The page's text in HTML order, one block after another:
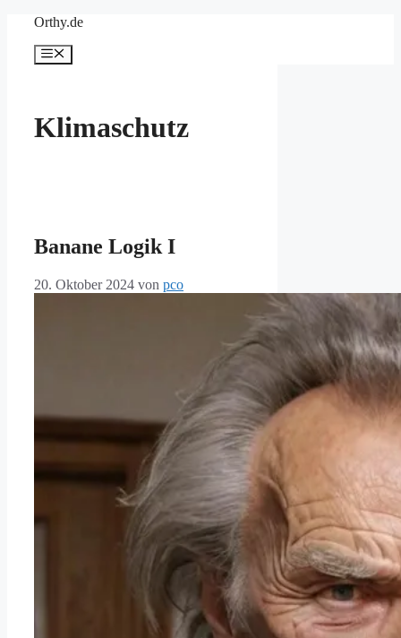
springen
Orthy.de
Menü
Klimaschutz
Banane Logik I
20. Oktober 2024 von pco